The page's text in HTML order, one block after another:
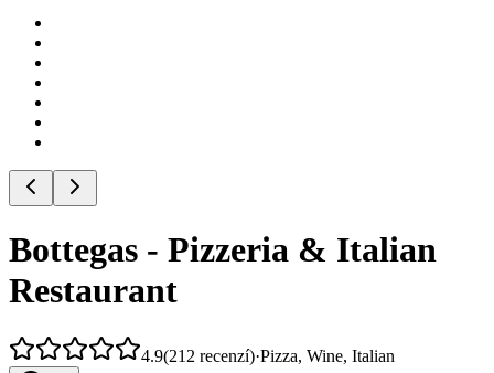
Bottegas - Pizzeria & Italian
Restaurant
4.9(212 recenzí)·Pizza, Wine, Italian